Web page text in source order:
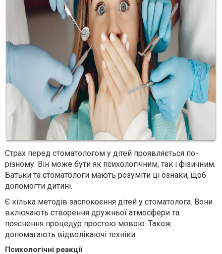
Страх перед стоматологом у дітей проявляється по-
різному. Він може бути як психологічним, так і фізичним.
Батьки та стоматологи мають розуміти ці ознаки, щоб
допомогти дитині.
Є кілька методів заспокоєння дітей у стоматолога. Вони
включають створення дружньої атмосфери та
пояснення процедур простою мовою. Також
допомагають відволікаючі техніки.
Психологічні реакції